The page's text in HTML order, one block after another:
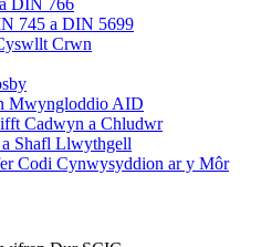
745 a DIN 5699
Crwn
Mwyngloddio AID
Cadwyn a Chludwr
Shafl Llwythgell
Codi Cynwysyddion ar y Môr